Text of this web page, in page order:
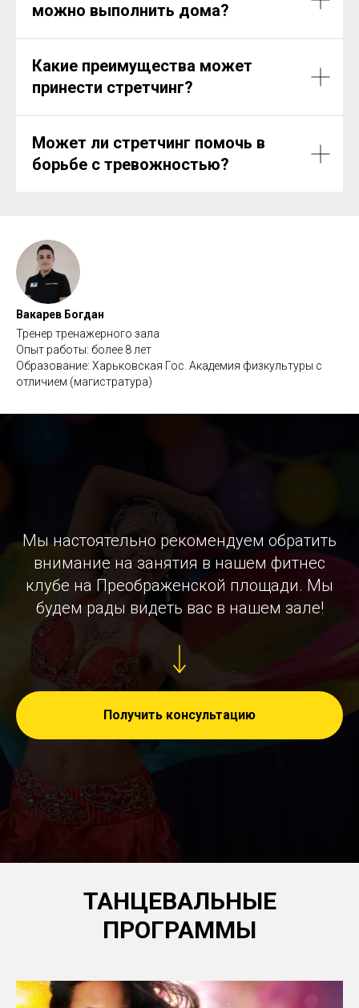
можно выполнить дома?
Какие преимущества может
принести стретчинг?
Может ли стретчинг помочь в
борьбе с тревожностью?
Вакарев Богдан
Тренер тренажерного зала
Опыт работы: более 8 лет
Образование: Харьковская Гос. Академия физкультуры с
отличием (магистратура)
Мы настоятельно рекомендуем обратить
внимание на занятия в нашем фитнес
клубе на Преображенской площади. Мы
будем рады видеть вас в нашем зале!
Получить консультацию
ТАНЦЕВАЛЬНЫЕ
ПРОГРАММЫ